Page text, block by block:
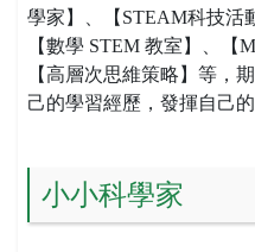
學家】、【STEAM科技活
【數學 STEM 教室】、【
【高層次思維策略】等，
己的學習經歷，發揮自己的
小小科學家